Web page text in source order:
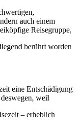
auch einem
Reisegruppe,
berührt worden
eine Entschädigung
weil
– erheblich